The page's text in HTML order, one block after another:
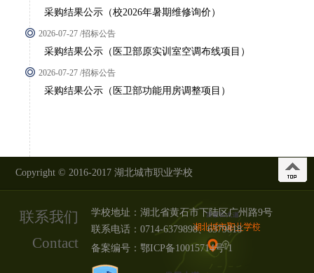
采购结果公示（校2026年暑期维修询价）
2026-07-27 /招标公告
采购结果公示（医卫部原实训室空调布线项目）
2026-07-27 /招标公告
采购结果公示（医卫部功能用房调整项目）
Copyright © 2016-2017 湖北城市职业学校
联系我们
Contact
学校地址：湖北省黄石市下陆区广州路9号
联系电话：0714-6379898、6379818
备案编号： 鄂ICP备10015714号-1